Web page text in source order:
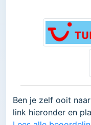
Ben je zelf ooit
link hieronder en